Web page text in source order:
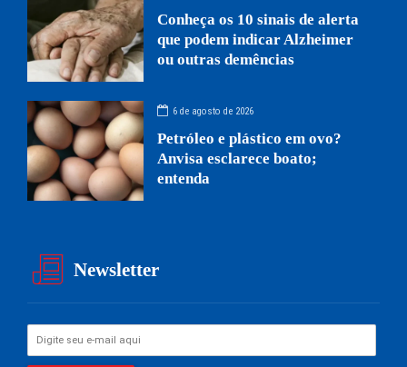
Conheça os 10 sinais de alerta
que podem indicar Alzheimer
ou outras demências
6 de agosto de 2026
Petróleo e plástico em ovo?
Anvisa esclarece boato;
entenda
Newsletter